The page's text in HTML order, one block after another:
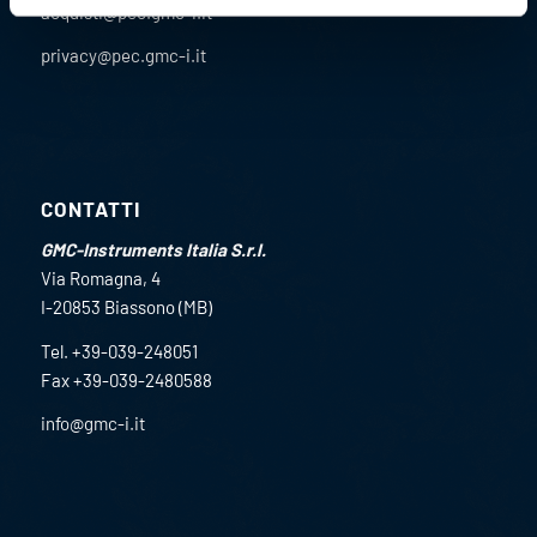
acquisti@pec.gmc-i.it
privacy@pec.gmc-i.it
CONTATTI
GMC-Instruments Italia S.r.l.
Via Romagna, 4
I-20853 Biassono (MB)
Tel. +39-039-248051
Fax +39-039-2480588
info@gmc-i.it